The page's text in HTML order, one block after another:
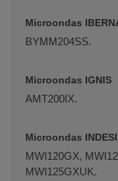
Microondas
BYMM204SS.
Microondas IGNIS
AMT200IX.
Microondas
MWI120GX,
MWI125GXUK.